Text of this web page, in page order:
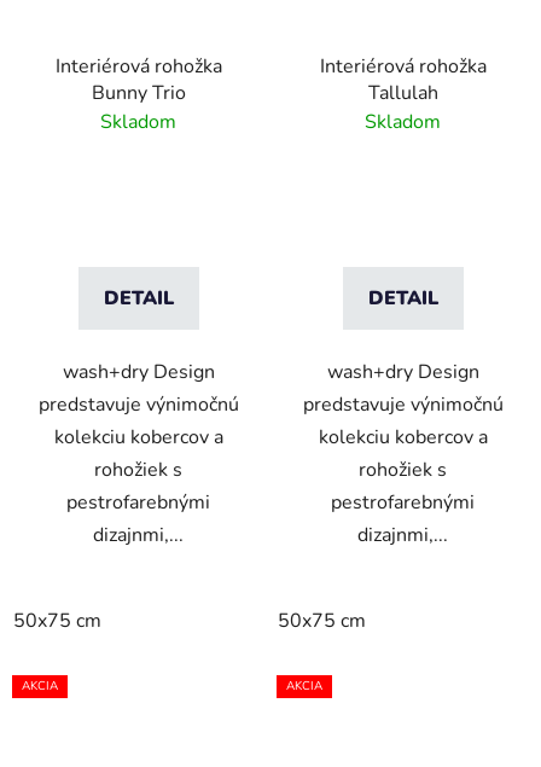
Interiérová rohožka
Bunny Trio
Skladom
DETAIL
wash+dry Design
predstavuje výnimočnú
kolekciu kobercov a
rohožiek s
pestrofarebnými
dizajnmi,...
50x75 cm
Interiérová rohožka
Tallulah
Skladom
DETAIL
wash+dry Design
predstavuje výnimočnú
kolekciu kobercov a
rohožiek s
pestrofarebnými
dizajnmi,...
50x75 cm
AKCIA AKCIA